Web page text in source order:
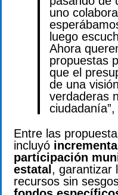
uno
luego
Ahora
propuestas
que el
de una
verdaderas
Entre las
incluyó
participación
estatal , garantizar
recursos sin